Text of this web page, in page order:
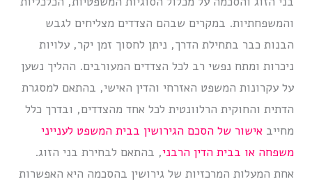
והמשפחתיות. במקרים שבהם הצדדים מצליחים לגבש
הבנות כבר בתחילת הדרך, ניתן לחסוך זמן יקר, עלויות
ניכרות ומתח נפשי רב לכל הצדדים המעורבים. ההליך נשען
על עקרונות המשפט האזרחי והדין האישי, בהתאם למסגרת
הדתית והחוקית הרלוונטית לכל אחד מהצדדים, ובדרך כלל
מחייבאישור של הסכם הגירושין בבית המשפט לענייני
משפחה או בבית הדין הרבני, בהתאם לבחירת בני הזוג.
אחת המעלות המרכזיות של גירושין בהסכמה היא האפשרות